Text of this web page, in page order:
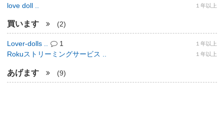
love doll .. １年以上
買います (2)
Lover-dolls .. 1 １年以上
Rokuストリーミングサービス .. １年以上
あげます (9)